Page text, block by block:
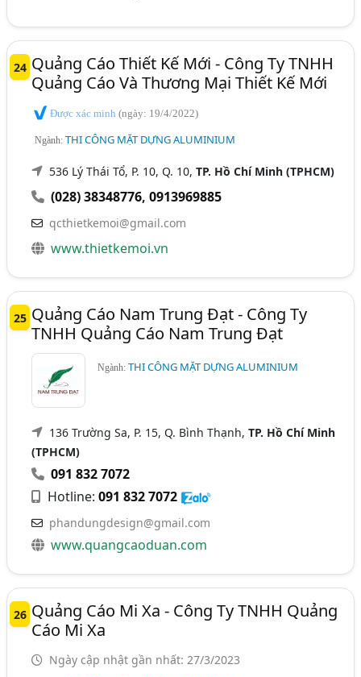
24 Quảng Cáo Thiết Kế Mới - Công Ty TNHH
Quảng Cáo Và Thương Mại Thiết Kế Mới
Được xác minh(ngày: 19/4/2022)
Ngành:THI CÔNG MẶT DỰNG ALUMINIUM
536 Lý Thái Tổ, P. 10, Q. 10,TP. Hồ Chí Minh (TPHCM)
(028) 38348776,0913969885
qcthietkemoi@gmail.com
www.thietkemoi.vn
25 Quảng Cáo Nam Trung Đạt - Công Ty
TNHH Quảng Cáo Nam Trung Đạt
Ngành:THI CÔNG MẶT DỰNG ALUMINIUM
136 Trường Sa, P. 15, Q. Bình Thạnh,TP. Hồ Chí Minh
(TPHCM)
091 832 7072
Hotline:091 832 7072
phandungdesign@gmail.com
www.quangcaoduan.com
26 Quảng Cáo Mi Xa - Công Ty TNHH Quảng
Cáo Mi Xa
Ngày cập nhật gần nhất: 27/3/2023